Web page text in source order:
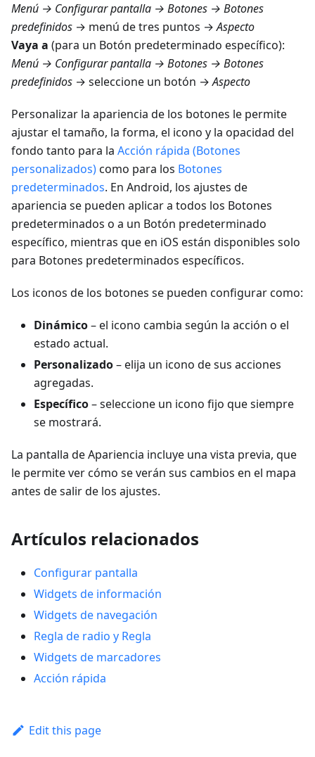
Menú → Configurar pantalla → Botones → Botones
predefinidos → menú de tres puntos →Aspecto
Vaya a (para un Botón predeterminado específico):
Menú → Configurar pantalla → Botones → Botones
predefinidos → seleccione un botón →Aspecto
Personalizar la apariencia de los botones le permite
ajustar el tamaño, la forma, el icono y la opacidad del
fondo tanto para la Acción rápida (Botones
personalizados)como para los Botones
predeterminados. En Android, los ajustes de
apariencia se pueden aplicar a todos los Botones
predeterminados o a un Botón predeterminado
específico, mientras que en iOS están disponibles solo
para Botones predeterminados específicos.
Los iconos de los botones se pueden configurar como:
Dinámico– el icono cambia según la acción o el
estado actual.
Personalizado– elija un icono de sus acciones
agregadas.
Específico– seleccione un icono fijo que siempre
se mostrará.
La pantalla de Apariencia incluye una vista previa, que
le permite ver cómo se verán sus cambios en el mapa
antes de salir de los ajustes.
Artículos relacionados
Configurar pantalla
Widgets de información
Widgets de navegación
Regla de radio y Regla
Widgets de marcadores
Acción rápida
Edit this page